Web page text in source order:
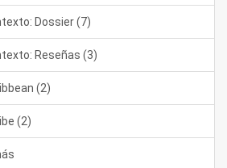
Dossier (7)
Reseñas (3)
(2)
(2)